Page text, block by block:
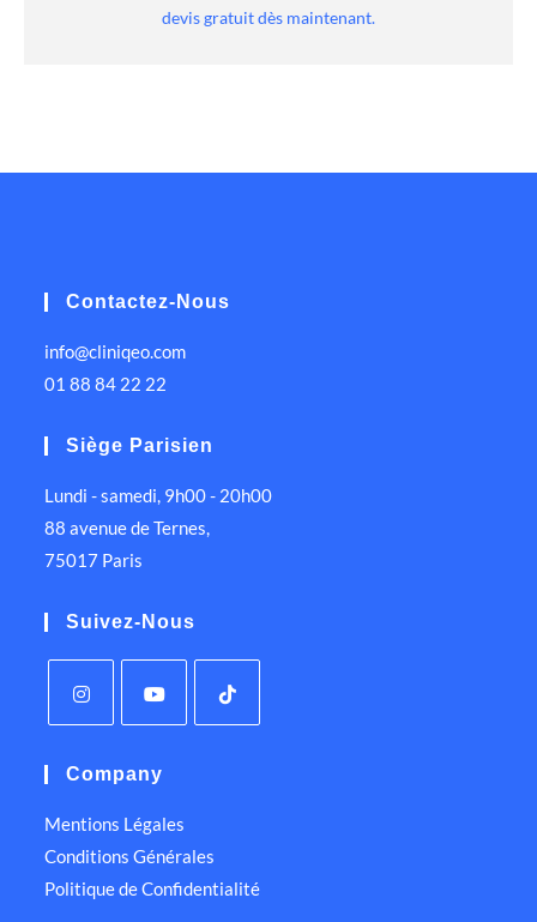
devis gratuit dès maintenant.
Contactez-Nous
info@cliniqeo.com
01 88 84 22 22
Siège Parisien
Lundi - samedi, 9h00 - 20h00
88 avenue de Ternes,
75017 Paris
Suivez-Nous
Company
Mentions Légales
Conditions Générales
Politique de Confidentialité